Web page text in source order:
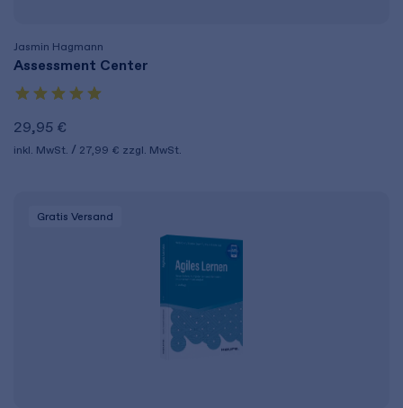
Jasmin Hagmann
Assessment Center
29,95 €
inkl. MwSt. 27,99 € zzgl. MwSt.
Gratis Versand